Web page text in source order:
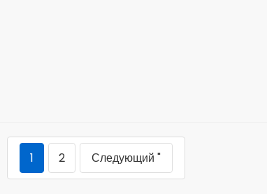
1 2 Следующий "